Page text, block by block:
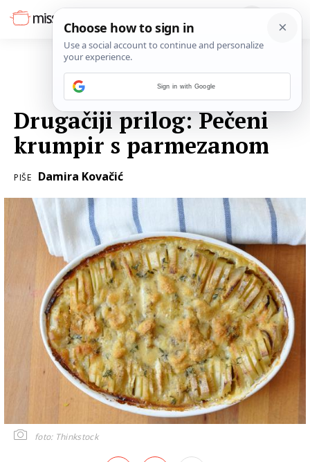
Drugačiji prilog: Pečeni
krumpir s parmezanom
PIŠE Damira Kovačić
foto: Thinkstock
Sign in with Google